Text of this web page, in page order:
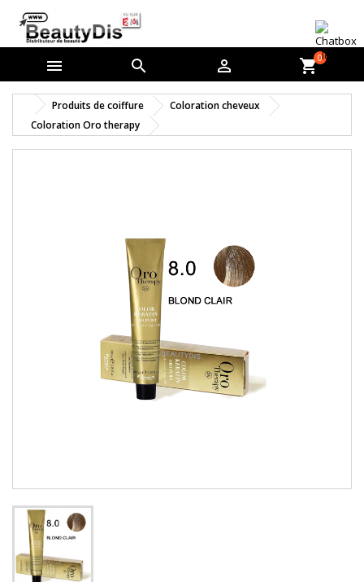
   shopping_cart0
Produits de coiffure
Coloration cheveux
Coloration Oro therapy